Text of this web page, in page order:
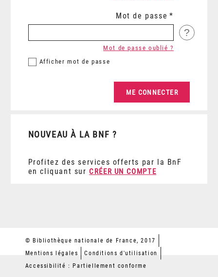
Mot de passe
?
Afficher mot de passe
Mot de passe oublié ?
NOUVEAU À LA BNF ?
Profitez des services offerts par la BnF
en cliquant sur CRÉER UN COMPTE
© Bibliothèque nationale de France, 2017
Mentions légales
Conditions d'utilisation
Accessibilité : Partiellement conforme